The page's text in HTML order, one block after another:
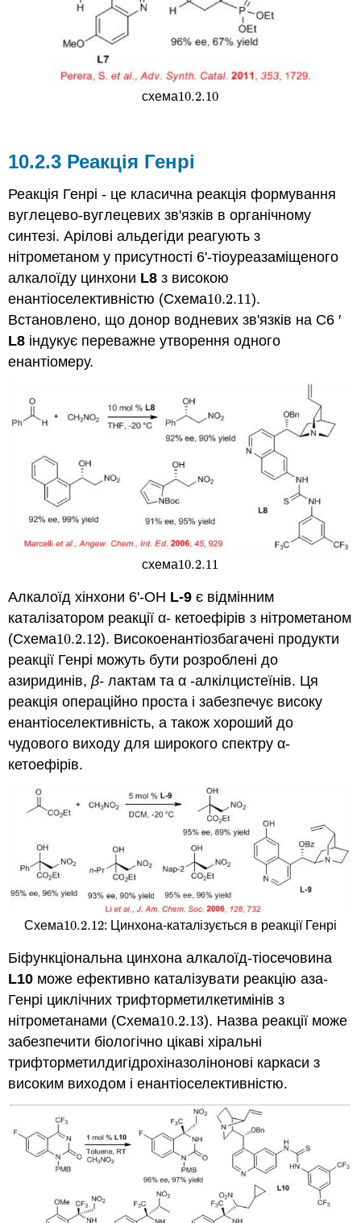
схема10.2.10
10.2.10
10.2.3 Реакція Генрі
Реакція Генрі - це класична реакція формування
вуглецево-вуглецевих зв'язків в органічному
синтезі. Арілові альдегіди реагують з
нітрометаном у присутності 6'-тіоуреазаміщеного
алкалоїду цинхони L8 з високою
енантіоселективністю (Схема10.2.11
10.2.11).
Встановлено, що донор водневих зв'язків на C6 ′
L8 індукує переважне утворення одного
енантіомеру.
схема10.2.11
10.2.11
Алкалоїд хінхони 6'-ОН L-9 є відмінним
каталізатором реакції α- кетоефірів з нітрометаном
(Схема10.2.12
10.2.12). Високоенантіозбагачені продукти
реакції Генрі можуть бути розроблені до
азиридинів,β- лактам та α -алкілцистеїнів. Ця
реакція операційно проста і забезпечує високу
енантіоселективність, а також хороший до
чудового виходу для широкого спектру α-
кетоефірів.
Схема10.2.12
10.2.12: Цинхона-каталізується в реакції Генрі
Біфункціональна цинхона алкалоїд-тіосечовина
L10 може ефективно каталізувати реакцію аза-
Генрі циклічних трифторметилкетимінів з
нітрометанами (Схема10.2.13
10.2.13). Назва реакції може
забезпечити біологічно цікаві хіральні
трифторметилдигідрохіназолінонові каркаси з
високим виходом і енантіоселективністю.